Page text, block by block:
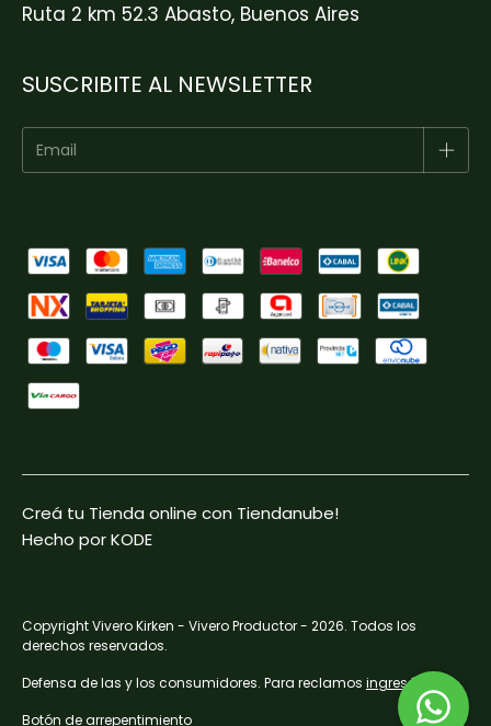
Ruta 2 km 52.3 Abasto, Buenos Aires
SUSCRIBITE AL NEWSLETTER
Creá tu Tienda online con Tiendanube!
Hecho por KODE
Copyright Vivero Kirken - Vivero Productor - 2026. Todos los
derechos reservados.
Defensa de las y los consumidores. Para reclamos ingresá acá.
Botón de arrepentimiento